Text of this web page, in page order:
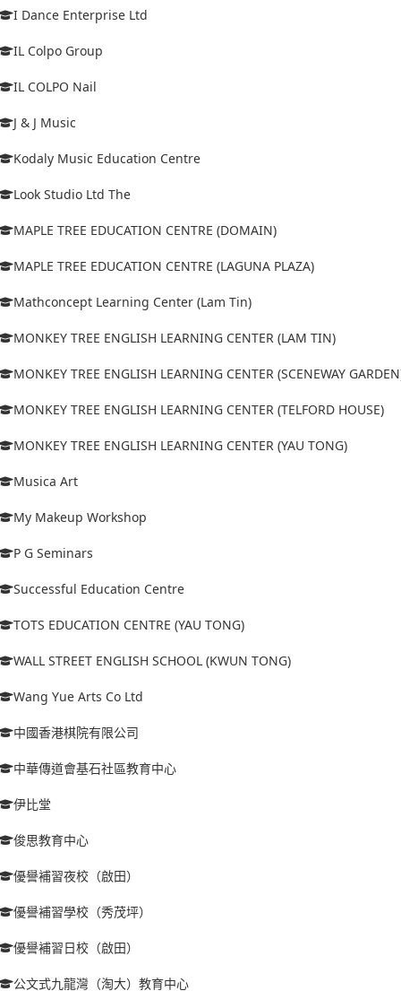
I Dance Enterprise Ltd
IL Colpo Group
IL COLPO Nail
J & J Music
Kodaly Music Education Centre
Look Studio Ltd The
MAPLE TREE EDUCATION CENTRE (DOMAIN)
MAPLE TREE EDUCATION CENTRE (LAGUNA PLAZA)
Mathconcept Learning Center (Lam Tin)
MONKEY TREE ENGLISH LEARNING CENTER (LAM TIN)
MONKEY TREE ENGLISH LEARNING CENTER (SCENEWAY
MONKEY TREE ENGLISH LEARNING CENTER (TELFORD HOUSE)
MONKEY TREE ENGLISH LEARNING CENTER (YAU TONG)
Musica Art
My Makeup Workshop
P G Seminars
Successful Education Centre
TOTS EDUCATION CENTRE (YAU TONG)
WALL STREET ENGLISH SCHOOL (KWUN TONG)
Wang Yue Arts Co Ltd
中國香港棋院有限公司
中華傳道會基石社區教育中心
伊比堂
俊思教育中心
優譽補習夜校（啟田）
優譽補習學校（秀茂坪）
優譽補習日校（啟田）
公文式九龍灣（淘大）教育中心